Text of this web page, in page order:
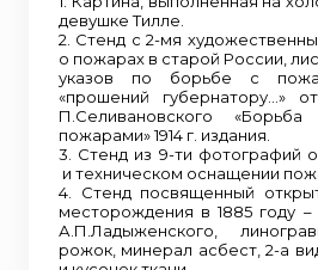
девушке Тилле.
2. Стенд с 2-мя
о пожарах в старой России,
указов по борьбе с
«прошений губернатору…»
П.Селивановского
пожарами» 1914 г. издания.
3. Стенд из 9-ти фотографий
и техническом оснащении
4. Стенд посвященный
месторождения в 1885 году
А.П.Ладыженского,
рожок, минерал асбест, 2-а